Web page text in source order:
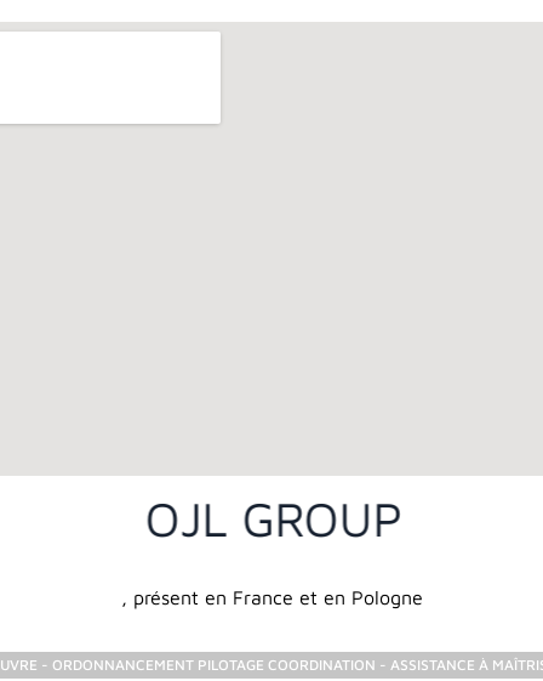
OJL GROUP
, présent en France et en Pologne
- ORDONNANCEMENT PILOTAGE COORDINATION - ASSISTANCE À